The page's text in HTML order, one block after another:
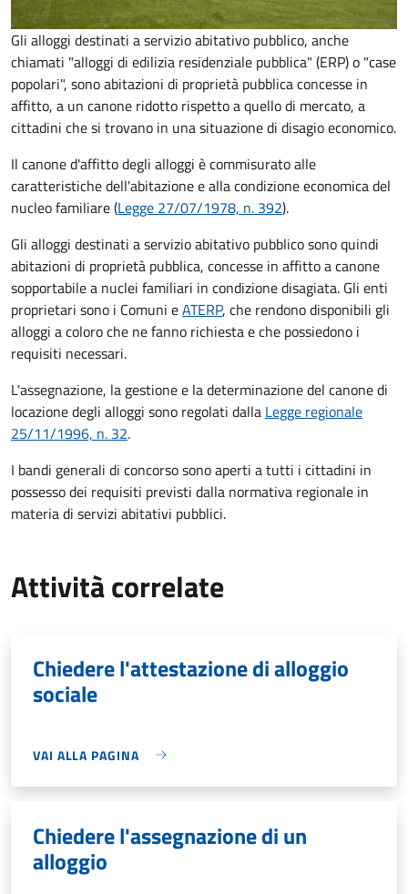
Gli alloggi destinati a servizio abitativo pubblico, anche
chiamati "alloggi di edilizia residenziale pubblica" (ERP) o "case
popolari", sono abitazioni di proprietà pubblica concesse in
affitto, a un canone ridotto rispetto a quello di mercato, a
cittadini che si trovano in una situazione di disagio economico.
Il canone d'affitto degli alloggi è commisurato alle
caratteristiche dell'abitazione e alla condizione economica del
nucleo familiare (Legge 27/07/1978, n. 392).
Gli alloggi destinati a servizio abitativo pubblico sono quindi
abitazioni di proprietà pubblica, concesse in affitto a canone
sopportabile a nuclei familiari in condizione disagiata. Gli enti
proprietari sono i Comuni eATERP, che rendono disponibili gli
alloggi a coloro che ne fanno richiesta e che possiedono i
requisiti necessari.
L'assegnazione, la gestione e la determinazione del canone di
locazione degli alloggi sono regolati dalla Legge regionale
25/11/1996, n. 32.
I bandi generali di concorso sono aperti a tutti i cittadini in
possesso dei requisiti previsti dalla normativa regionale in
materia di servizi abitativi pubblici.
Attività correlate
Chiedere l'attestazione di alloggio
sociale
VAI ALLA PAGINA
Chiedere l'assegnazione di un
alloggio